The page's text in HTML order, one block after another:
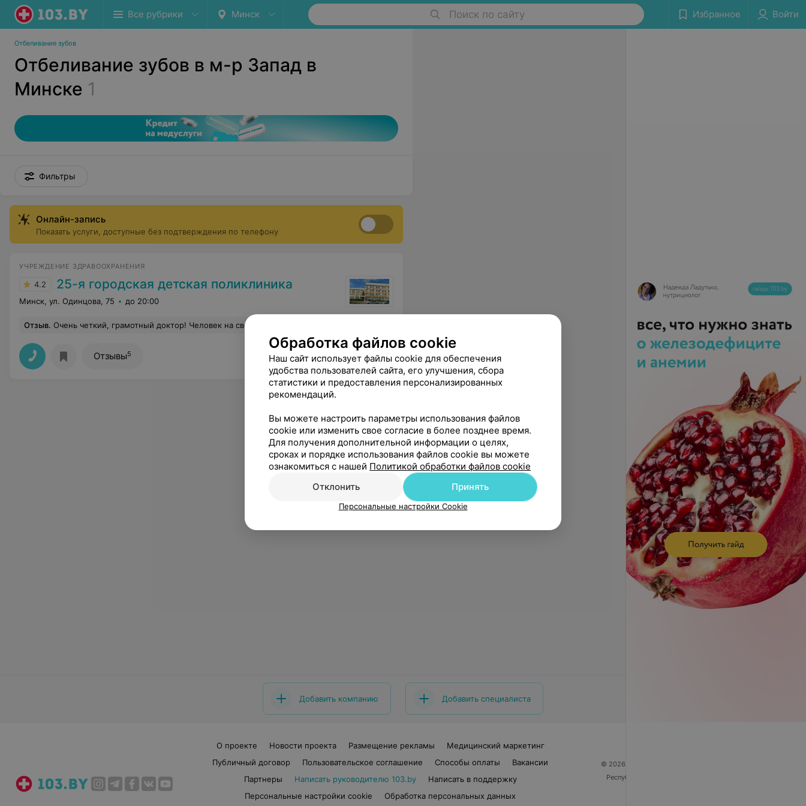
Все рубрики Минск Поиск по сайту Избранное Войти
Отбеливание зубов
Отбеливание зубов в м-р Запад в
Минске 1
Фильтры
Онлайн-запись
Показать услуги, доступные без подтверждения по телефону
УЧРЕЖДЕНИЕ ЗДРАВООХРАНЕНИЯ
4.2 25-я городская детская поликлиника
Минск, ул. Одинцова, 75 до 20:00
Отзыв. Очень четкий, грамотный доктор! Человек на своем месте.
Отзывы5
Добавить компанию Добавить специалиста
О проекте Новости проекта Размещение рекламы
Медицинский маркетинг
Публичный договор
Пользовательское соглашение Способы оплаты
Вакансии
Партнеры
Написать руководителю 103.by
Написать в поддержку
Персональные настройки cookie
Обработка персональных данных
© 2026 ООО «Артокс Лаб», УНП 191700409
Республика Беларусь, г. Минск, улица Толбухина, 2,
Обработка файлов cookie
Наш сайт использует файлы cookie для обеспечения
удобства пользователей сайта, его улучшения, сбора
статистики и предоставления персонализированных
рекомендаций.
Вы можете настроить параметры использования файлов
cookie или изменить свое согласие в более позднее время.
Для получения дополнительной информации о целях,
сроках и порядке использования файлов cookie вы можете
ознакомиться с нашей Политикой обработки файлов cookie
Отклонить
Принять
Персональные настройки Cookie